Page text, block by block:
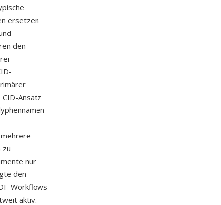
ersetzen
den
Ansatz
zu
nur
den
Workflows
aktiv.